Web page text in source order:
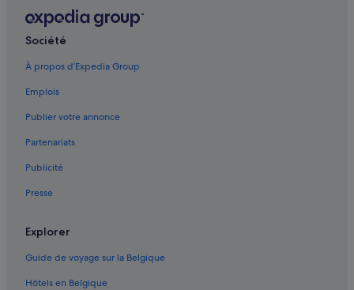
Paris : Bateaux-maisons
Bercy : hôtels
Le Marais : hôtels Hôtels avec restaurant
compagnie
Paris : hôtels Hôtels pas chers
Société
À propos d’Expedia Group
Emplois
Publier votre annonce
Partenariats
Publicité
Presse
Explorer
Guide de voyage sur la Belgique
Hôtels en Belgique